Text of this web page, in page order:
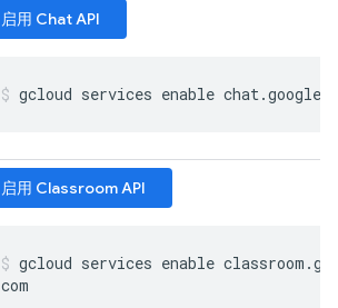
启用 Chat API
gcloud services enable chat.
启用 Classroom API
gcloud services enable classroom .
com